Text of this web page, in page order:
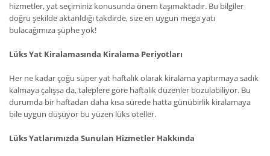
hizmetler, yat seçiminiz konusunda önem taşımaktadır. Bu bilgiler
doğru şekilde aktarıldığı takdirde, size en uygun mega yatı
bulacağımıza şüphe yok!
Lüks Yat Kiralamasında Kiralama Periyotları
Her ne kadar çoğu süper yat haftalık olarak kiralama yaptırmaya sadık
kalmaya çalışsa da, taleplere göre haftalık düzenler bozulabiliyor. Bu
durumda bir haftadan daha kısa sürede hatta günübirlik kiralamaya
bile uygun düşüyor bu yüzen lüks oteller.
Lüks Yatlarımızda Sunulan Hizmetler Hakkında